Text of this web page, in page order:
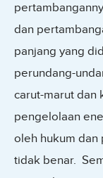
dan
panjang yang
perundang-
carut-marut dan
pengelolaan
oleh hukum dan
tidak benar.